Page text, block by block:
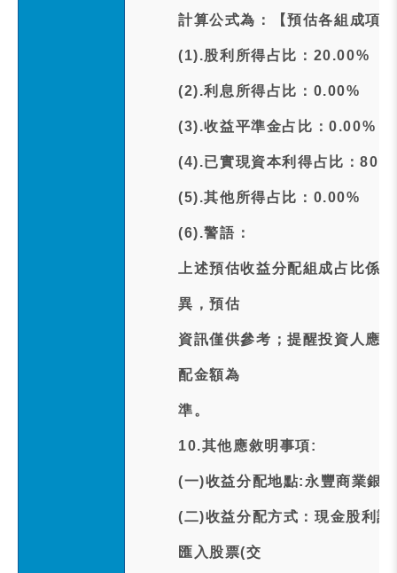
計算公式為：【預估各組成項
(1).股利所得占比：20.00%
(2).利息所得占比：0.00%
(3).收益平準金占比：0.00%
(4).已實現資本利得占比：
(5).其他所得占比：0.00%
(6).警語：
上述預估收益分配組成占比係
異，預估
資訊僅供參考；提醒投資人應
配金額為
準。
10.其他應敘明事項:
(一)收益分配地點:永豐商業銀
(二)收益分配方式：現金股利
匯入股票(交